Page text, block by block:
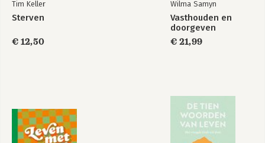
Tim Keller
Sterven
€ 12,50
Wilma Samyn
Vasthouden en
doorgeven
€ 21,99